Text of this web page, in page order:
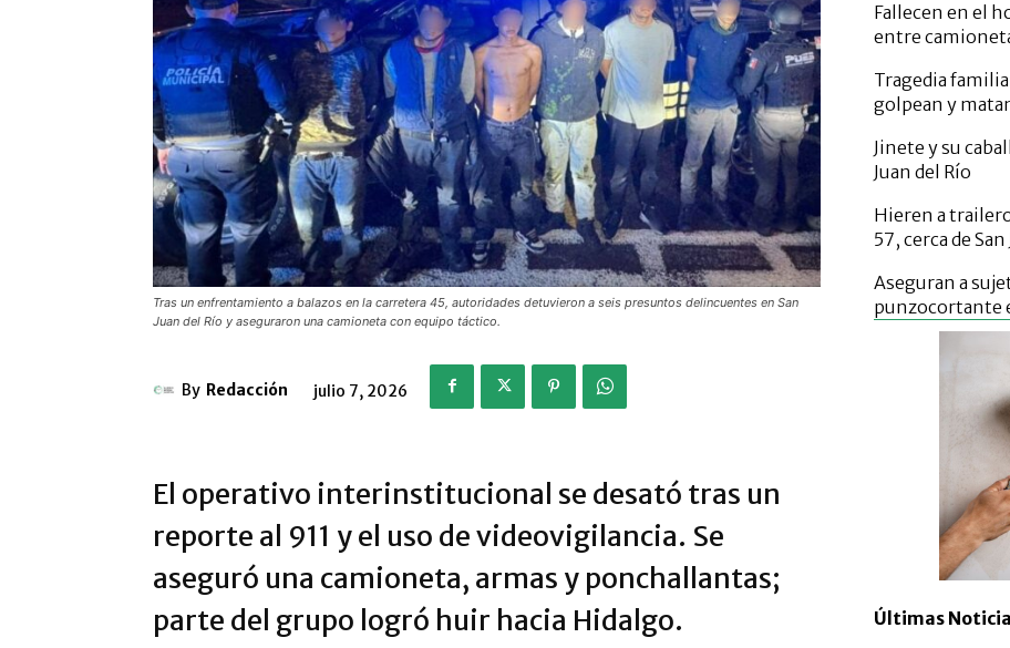
Tras un enfrentamiento a balazos en la carretera 45, autoridades detuvieron a seis presuntos delincuentes en San
Juan del Río y aseguraron una camioneta con equipo táctico.
By Redacción julio 7, 2026
El operativo interinstitucional se desató tras un
reporte al 911 y el uso de videovigilancia. Se
aseguró una camioneta, armas y ponchallantas;
parte del grupo logró huir hacia Hidalgo.
Fallecen en el
entre
Tragedia
golpean y
Jinete y su
Juan del Río
Hieren a
57, cerca de
Aseguran a
punzocortante
Últimas